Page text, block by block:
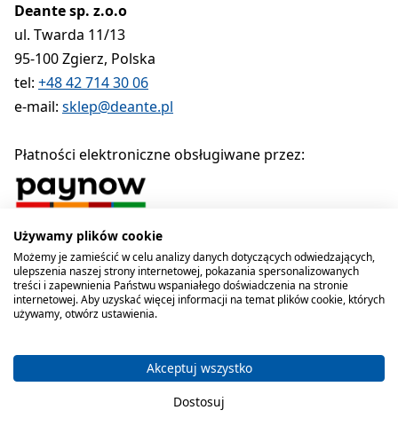
Koszyk zawiera produkty 0 .
Deante sp. z.o.o
ul. Twarda 11/13
95-100 Zgierz, Polska
tel: +48 42 714 30 06
e-mail: sklep@deante.pl
Płatności elektroniczne obsługiwane przez:
Deante sp. z o.o. 1990-2026
Polityka prywatności Regulamin Polityka cookies
Używamy plików cookie
Możemy je zamieścić w celu analizy danych dotyczących odwiedzających,
ulepszenia naszej strony internetowej, pokazania spersonalizowanych
treści i zapewnienia Państwu wspaniałego doświadczenia na stronie
internetowej. Aby uzyskać więcej informacji na temat plików cookie, których
używamy, otwórz ustawienia.
Akceptuj wszystko
Dostosuj